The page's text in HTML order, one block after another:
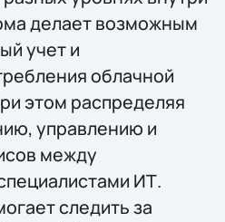
делает возможным
учет и
облачной
этом распределяя
управлению и
между
ИТ.
следить за